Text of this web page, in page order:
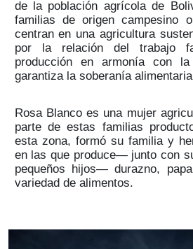
de la población agrícola de
familias de origen campesino
centran en una agricultura
por la relación del trabajo
producción en armonía con
garantiza la soberanía
Rosa Blanco es una mujer
parte de estas familias
esta zona, formó su familia y
en las que produce— junto con
pequeños hijos— durazno,
variedad de alimentos.